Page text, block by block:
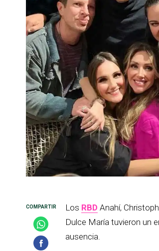
Los RBD Anahí,
Dulce María tuvieron un
ausencia.